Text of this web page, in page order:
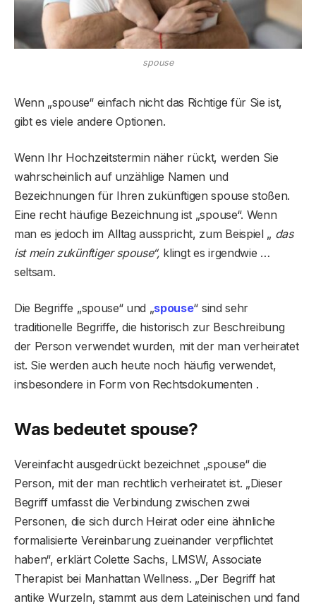
spouse
Wenn „spouse“ einfach nicht das Richtige für Sie ist,
gibt es viele andere Optionen.
Wenn Ihr Hochzeitstermin näher rückt, werden Sie
wahrscheinlich auf unzählige Namen und
Bezeichnungen für Ihren zukünftigen spouse stoßen.
Eine recht häufige Bezeichnung ist „spouse“. Wenn
man es jedoch im Alltag ausspricht, zum Beispiel „ das
ist mein zukünftigerspouse“, klingt es irgendwie …
seltsam.
Die Begriffe „spouse“ und „spouse“ sind sehr
traditionelle Begriffe, die historisch zur Beschreibung
der Person verwendet wurden, mit der man verheiratet
ist. Sie werden auch heute noch häufig verwendet,
insbesondere in Form von Rechtsdokumenten .
Was bedeutet spouse?
Vereinfacht ausgedrückt bezeichnet „spouse“ die
Person, mit der man rechtlich verheiratet ist. „Dieser
Begriff umfasst die Verbindung zwischen zwei
Personen, die sich durch Heirat oder eine ähnliche
formalisierte Vereinbarung zueinander verpflichtet
haben“, erklärt Colette Sachs, LMSW, Associate
Therapist bei Manhattan Wellness. „Der Begriff hat
antike Wurzeln, stammt aus dem Lateinischen und fand